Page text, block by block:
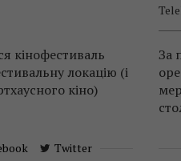
кінофестиваль
локацію (і
кіно)
Twitter
За